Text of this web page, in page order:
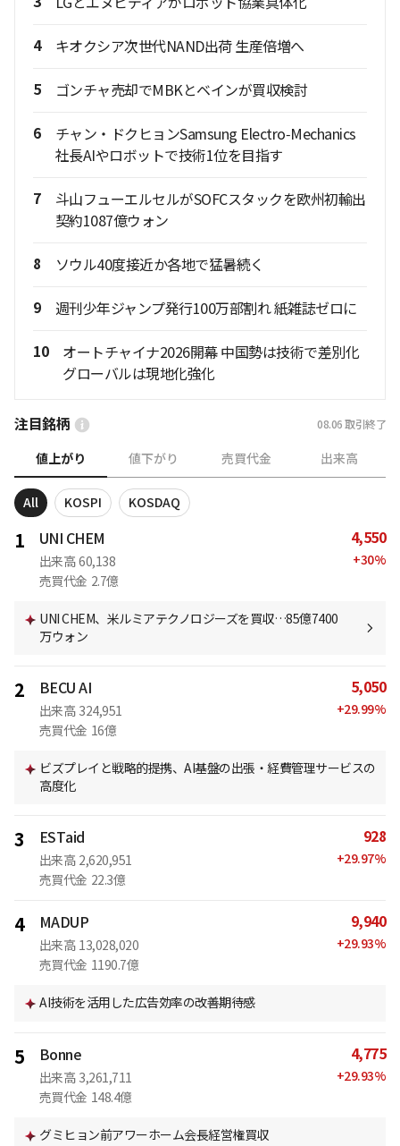
4 キオクシア次世代NAND出荷 生産倍増へ
5 ゴンチャ売却でMBKとベインが買収検討
6
チャン・ドクヒョンSamsung Electro‑Mechanics
社長AIやロボットで技術1位を目指す
7
斗山フューエルセルがSOFCスタックを欧州初輸出
契約1087億ウォン
8 ソウル40度接近か各地で猛暑続く
9 週刊少年ジャンプ発行100万部割れ 紙雑誌ゼロに
10
オートチャイナ2026開幕 中国勢は技術で差別化
グローバルは現地化強化
注目銘柄 08.06 取引終了
値上がり 値下がり 売買代金 出来高
All KOSPI KOSDAQ
1 UNI CHEM
出来高 60,138
売買代金 2.7億
4,550
+30%
UNI CHEM、米ルミアテクノロジーズを買収…85億7400
万ウォン
2 BECU AI
出来高 324,951
売買代金 16億
5,050
+29.99%
ビズプレイと戦略的提携、AI基盤の出張・経費管理サービスの
高度化
3 ESTaid
出来高 2,620,951
売買代金 22.3億
928
+29.97%
4 MADUP
出来高 13,028,020
売買代金 1190.7億
9,940
+29.93%
AI技術を活用した広告効率の改善期待感
5 Bonne
出来高 3,261,711
売買代金 148.4億
4,775
+29.93%
グミヒョン前アワーホーム会長経営権買収